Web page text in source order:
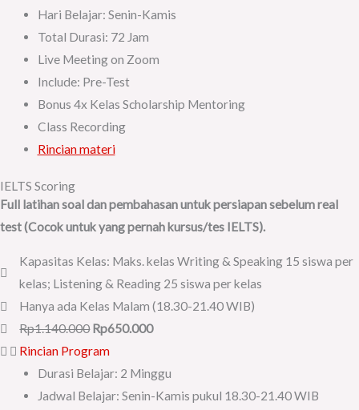
Hari Belajar: Senin-Kamis
Total Durasi: 72 Jam
Live Meeting on Zoom
Include: Pre-Test
Bonus 4x Kelas Scholarship Mentoring
Class Recording
Rincian materi
IELTS Scoring
Full latihan soal dan pembahasan untuk persiapan sebelum real
test (Cocok untuk yang pernah kursus/tes IELTS).
Kapasitas Kelas: Maks. kelas Writing & Speaking 15 siswa per
kelas; Listening & Reading 25 siswa per kelas
Hanya ada Kelas Malam (18.30-21.40 WIB)
Rp1.140.000 Rp650.000
Rincian Program
Durasi Belajar: 2 Minggu
Jadwal Belajar: Senin-Kamis pukul 18.30-21.40 WIB